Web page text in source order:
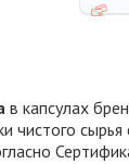
в капсулах
чистого